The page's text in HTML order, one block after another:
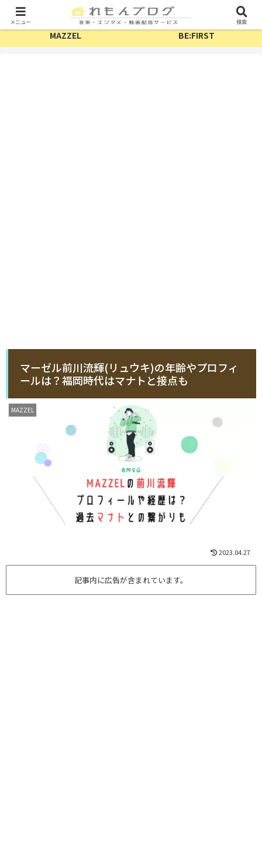
TV・配信
MAZZEL
BE:FIRST
マーゼル前川流輝(リュウキ)の年齢やプロフィ
ールは？福岡時代はマナトと接点も
MAZZEL
2023.04.27
記事内に広告が含まれています。
メニュー 検索